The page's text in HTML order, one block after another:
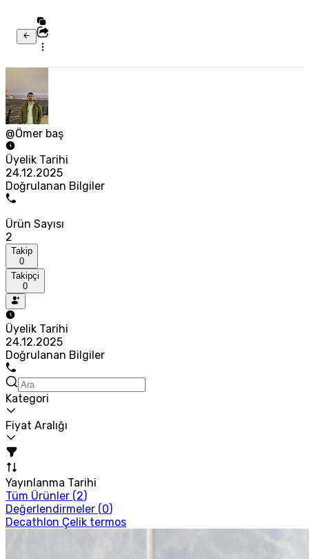
@Ömer baş
Üyelik Tarihi
24.12.2025
Doğrulanan Bilgiler
Ürün Sayısı
2
Takip
0
Takipçi
0
Üyelik Tarihi
24.12.2025
Doğrulanan Bilgiler
Kategori
Fiyat Aralığı
Yayınlanma Tarihi
Tüm Ürünler (2)
Değerlendirmeler (0)
Decathlon Çelik termos